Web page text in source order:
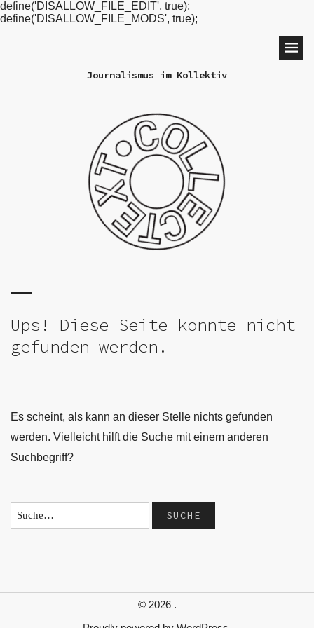
define('DISALLOW_FILE_EDIT', true);
define('DISALLOW_FILE_MODS', true);
Journalismus im Kollektiv
Ups! Diese Seite konnte nicht
gefunden werden.
Es scheint, als kann an dieser Stelle nichts gefunden
werden. Vielleicht hilft die Suche mit einem anderen
Suchbegriff?
© 2026 .